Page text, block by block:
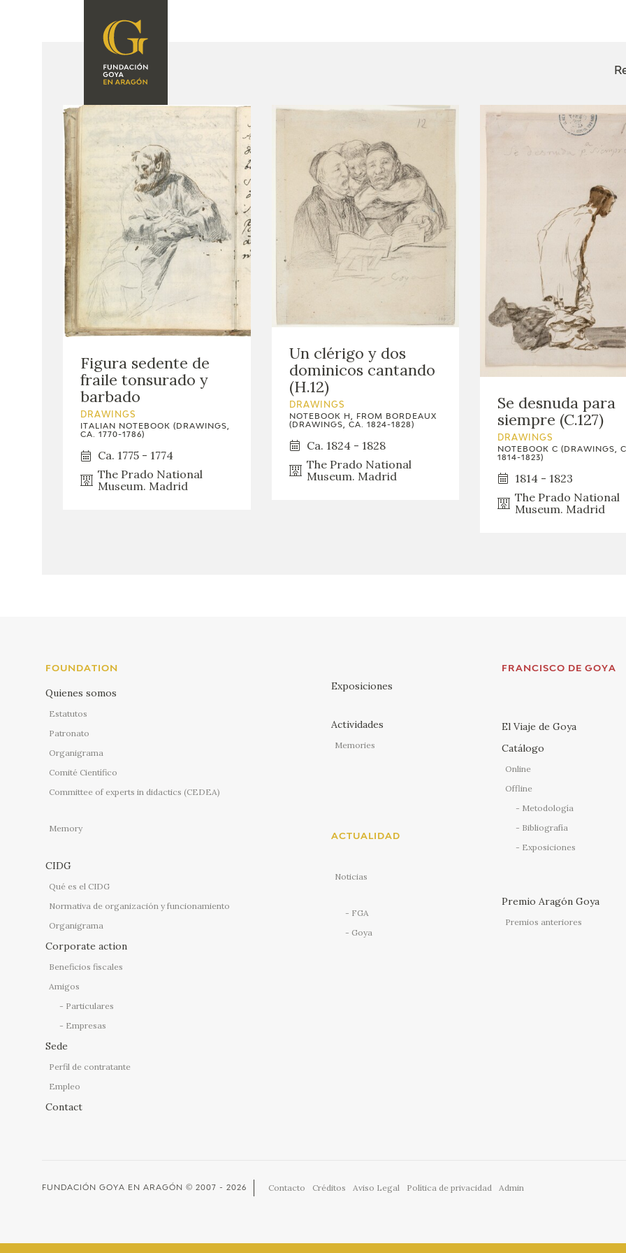
FOUNDATION
SOMOS
CORPORATE
CONTACT
ACTIVIDADES
EL VIAJE DE GOYA
CATÁLOGO
Figura sedente de
fraile tonsurado y
barbado
DRAWINGS
ITALIAN NOTEBOOK (DRAWINGS,
CA. 1770-1786)
Ca. 1775 - 1774
The Prado National
Museum. Madrid
Un clérigo y dos
dominicos cantando
(H.12)
DRAWINGS
NOTEBOOK H, FROM BORDEAUX
(DRAWINGS, CA. 1824-1828)
Ca. 1824 - 1828
The Prado National
Museum. Madrid
Se desnuda para
siempre (C.127)
DRAWINGS
NOTEBOOK C (DRAWINGS,
1814-1823)
1814 - 1823
The Prado National
Museum. Madrid
FOUNDATION
Quienes somos
Estatutos
Patronato
Organigrama
Comité Científico
Committee of experts in didactics (CEDEA)
Memory
CIDG
Qué es el CIDG
Normativa de organización y funcionamiento
Organigrama
Corporate action
Beneficios fiscales
Amigos
Particulares
Empresas
Sede
Perfil de contratante
Empleo
Contact
Exposiciones
Actividades
Memories
ACTUALIDAD
Noticias
FGA
Goya
FRANCISCO DE GOYA
El Viaje de Goya
Catálogo
Online
Offline
Metodología
Bibliografía
Exposiciones
Premio Aragón Goya
Premios anteriores
FUNDACIÓN GOYA EN ARAGÓN © 2007 - 2026 Contacto Créditos Aviso Legal Política de privacidad Admin